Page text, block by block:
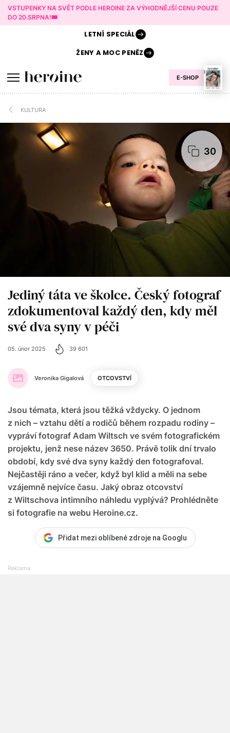
VSTUPENKY NA SVĚT PODLE HEROINE ZA VÝHODNĚJŠÍ CENU POUZE
DO 20.SRPNA!🎟️
E-SHOP
LETNÍ SPECIÁL
ŽENY AMOC PENĚZ
KULTURA
30
Jediný táta ve školce. Český fotograf
zdokumentoval každý den, kdy měl
své dva syny v péči
Veronika Gigalová
05. únor 2025 39 601
OTCOVSTVÍ
Jsou témata, která jsou těžká vždycky. O jednom
z nich – vztahu dětí a rodičů během rozpadu rodiny –
vypráví fotograf Adam Wiltsch ve svém fotografickém
projektu, jenž nese název 3650. Právě tolik dní trvalo
období, kdy své dva syny každý den fotografoval.
Nejčastěji ráno a večer, když byl klid a měli na sebe
vzájemně nejvíce času. Jaký obraz otcovství
z Wiltschova intimního náhledu vyplývá? Prohlédněte
si fotografie na webu Heroine.cz.
Přidat mezi oblíbené zdroje na Googlu